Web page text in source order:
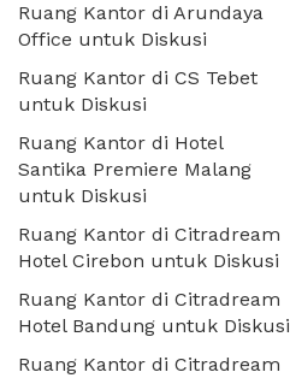
Ruang Kantor di Arundaya
Office untuk Diskusi
Ruang Kantor di CS Tebet
untuk Diskusi
Ruang Kantor di Hotel
Santika Premiere Malang
untuk Diskusi
Ruang Kantor di Citradream
Hotel Cirebon untuk Diskusi
Ruang Kantor di Citradream
Hotel Bandung untuk Diskusi
Ruang Kantor di Citradream